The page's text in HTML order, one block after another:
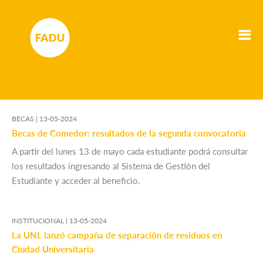
BECAS | 13-05-2024
Becas de Comedor: resultados de la segunda convocatoria
A partir del lunes 13 de mayo cada estudiante podrá consultar
los resultados ingresando al Sistema de Gestión del
Estudiante y acceder al beneficio.
INSTITUCIONAL | 13-05-2024
La UNL lanzó campaña de separación de residuos en
Ciudad Universitaria